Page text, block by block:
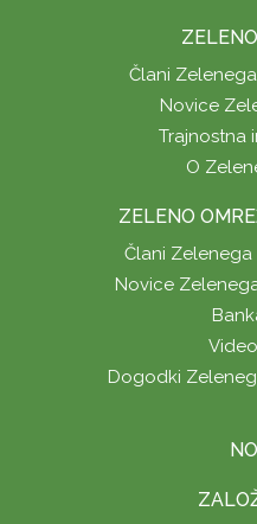
Člani
Novice
Trajnostna
O
ZELENO
Člani
Novice
Dogodki